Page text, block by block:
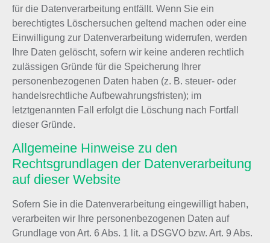
für die Datenverarbeitung entfällt. Wenn Sie ein
berechtigtes Löschersuchen geltend machen oder eine
Einwilligung zur Datenverarbeitung widerrufen, werden
Ihre Daten gelöscht, sofern wir keine anderen rechtlich
zulässigen Gründe für die Speicherung Ihrer
personenbezogenen Daten haben (z. B. steuer- oder
handelsrechtliche Aufbewahrungsfristen); im
letztgenannten Fall erfolgt die Löschung nach Fortfall
dieser Gründe.
Allgemeine Hinweise zu den
Rechtsgrundlagen der Datenverarbeitung
auf dieser Website
Sofern Sie in die Datenverarbeitung eingewilligt haben,
verarbeiten wir Ihre personenbezogenen Daten auf
Grundlage von Art. 6 Abs. 1 lit. a DSGVO bzw. Art. 9 Abs.